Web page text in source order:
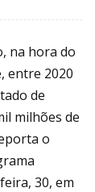
na hora do
entre 2020
de
milhões de
o
30, em